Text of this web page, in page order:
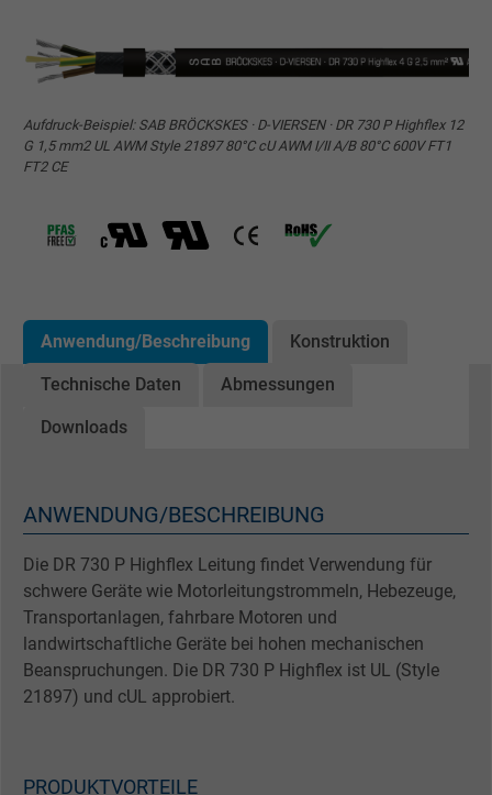
Aufdruck-Beispiel: SAB BRÖCKSKES · D-VIERSEN · DR 730 P Highflex 12
G 1,5 mm2 UL AWM Style 21897 80°C cU AWM I/II A/B 80°C 600V FT1
FT2 CE
Anwendung/Beschreibung Konstruktion
Technische Daten Abmessungen
Downloads
ANWENDUNG/BESCHREIBUNG
Die DR 730 P Highflex Leitung findet Verwendung für
schwere Geräte wie Motorleitungstrommeln, Hebezeuge,
Transportanlagen, fahrbare Motoren und
landwirtschaftliche Geräte bei hohen mechanischen
Beanspruchungen. Die DR 730 P Highflex ist UL (Style
21897) und cUL approbiert.
PRODUKTVORTEILE